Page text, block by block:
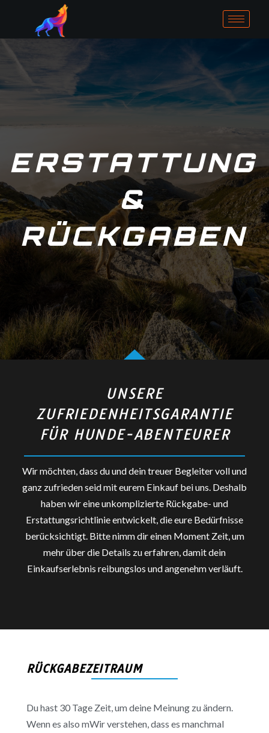
springen
ERSTATTUNG
&
RÜCKGABEN
UNSERE
ZUFRIEDENHEITSGARANTIE
FÜR HUNDE-ABENTEURER
Wir möchten, dass du und dein treuer Begleiter voll und
ganz zufrieden seid mit eurem Einkauf bei uns. Deshalb
haben wir eine unkomplizierte Rückgabe- und
Erstattungsrichtlinie entwickelt, die eure Bedürfnisse
berücksichtigt. Bitte nimm dir einen Moment Zeit, um
mehr über die Details zu erfahren, damit dein
Einkaufserlebnis reibungslos und angenehm verläuft.
RÜCKGABEZEITRAUM
Du hast 30 Tage Zeit, um deine Meinung zu ändern.
Wenn es also mWir verstehen, dass es manchmal